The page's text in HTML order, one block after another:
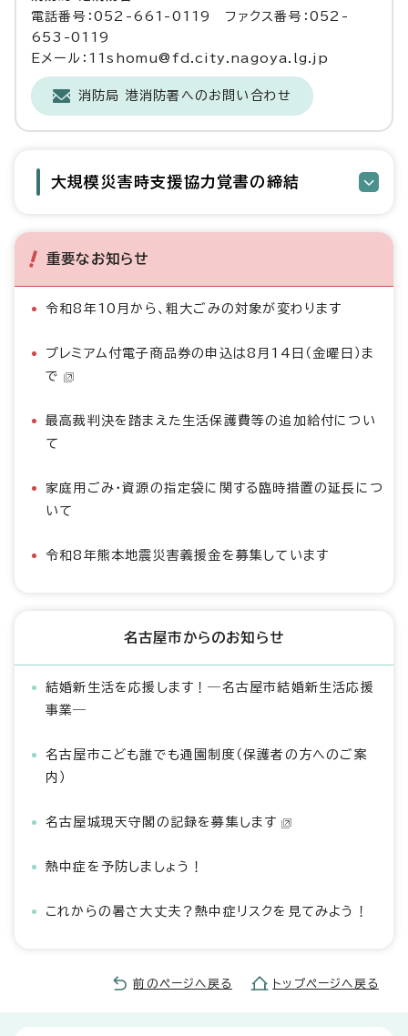
電話番号：052-661-0119 ファクス番号：052-
653-0119
Eメール：11shomu@fd.city.nagoya.lg.jp
消防局 港消防署へのお問い合わせ
大規模災害時支援協力覚書の締結
重要なお知らせ
令和8年10月から、粗大ごみの対象が変わります
プレミアム付電子商品券の申込は8月14日（金曜日）ま
で
最高裁判決を踏まえた生活保護費等の追加給付につい
て
家庭用ごみ・資源の指定袋に関する臨時措置の延長につ
いて
令和8年熊本地震災害義援金を募集しています
名古屋市からのお知らせ
結婚新生活を応援します！―名古屋市結婚新生活応援
事業―
名古屋市こども誰でも通園制度（保護者の方へのご案
内）
名古屋城現天守閣の記録を募集します
熱中症を予防しましょう！
これからの暑さ大丈夫？熱中症リスクを見てみよう！
前のページへ戻る トップページへ戻る